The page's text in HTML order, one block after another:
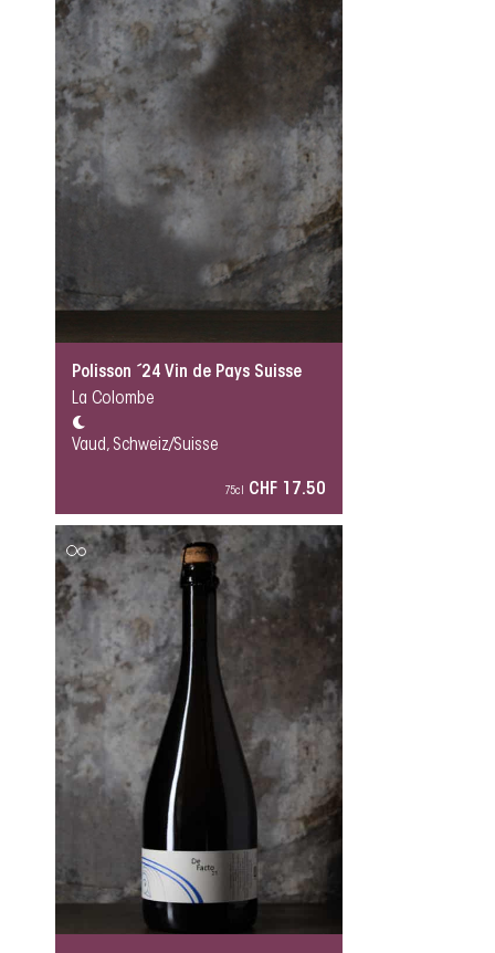
Polisson ´24 Vin de Pays Suisse
La Colombe
Vaud, Schweiz/Suisse
75cl CHF 17.50